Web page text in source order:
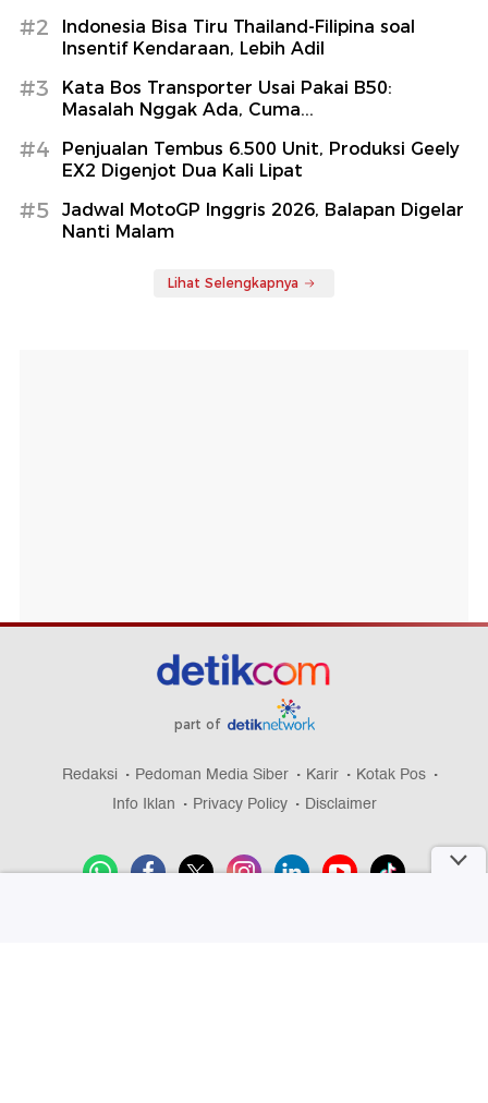
#2
Indonesia Bisa Tiru Thailand-Filipina soal
Insentif Kendaraan, Lebih Adil
#3
Kata Bos Transporter Usai Pakai B50:
Masalah Nggak Ada, Cuma...
#4
Penjualan Tembus 6.500 Unit, Produksi Geely
EX2 Digenjot Dua Kali Lipat
#5
Jadwal MotoGP Inggris 2026, Balapan Digelar
Nanti Malam
Lihat Selengkapnya
part of
Redaksi Pedoman Media Siber Karir
Kotak Pos
Info Iklan
Privacy Policy Disclaimer